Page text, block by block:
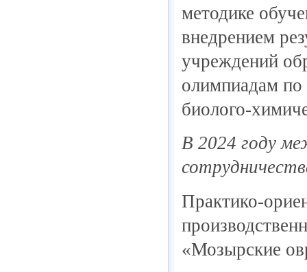
методике
внедрением
учреждений
олимпиадам по
биолого-
В 2024 году
Практико-
«Мозырские